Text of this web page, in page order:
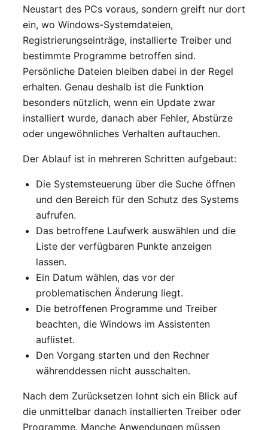
Neustart des PCs voraus, sondern greift nur dort
ein, wo Windows-Systemdateien,
Registrierungseinträge, installierte Treiber und
bestimmte Programme betroffen sind.
Persönliche Dateien bleiben dabei in der Regel
erhalten. Genau deshalb ist die Funktion
besonders nützlich, wenn ein Update zwar
installiert wurde, danach aber Fehler, Abstürze
oder ungewöhnliches Verhalten auftauchen.
Der Ablauf ist in mehreren Schritten aufgebaut:
Die Systemsteuerung über die Suche öffnen
und den Bereich für den Schutz des Systems
aufrufen.
Das betroffene Laufwerk auswählen und die
Liste der verfügbaren Punkte anzeigen
lassen.
Ein Datum wählen, das vor der
problematischen Änderung liegt.
Die betroffenen Programme und Treiber
beachten, die Windows im Assistenten
auflistet.
Den Vorgang starten und den Rechner
währenddessen nicht ausschalten.
Nach dem Zurücksetzen lohnt sich ein Blick auf
die unmittelbar danach installierten Treiber oder
Programme. Manche Anwendungen müssen